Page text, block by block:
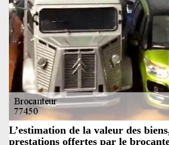
L’estimation de la valeur des
prestations offertes par le